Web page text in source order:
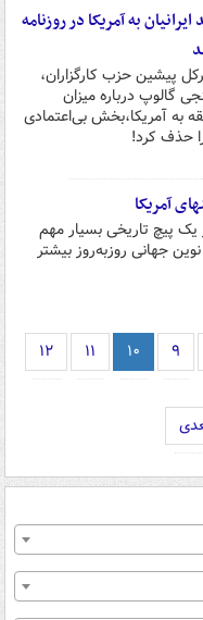
۸۱ درصد ایرانیان به آمریکا در روزنامه
پیشین حزب کارگزاران،
گالوپ درباره میزان
به آمریکا،بخش‌ بی‌اعتمادی
حذف کرد!
آمریکا
یک پیچ تاریخی بسیار مهم
جهانی روزبه‌روز بیشتر
۹ ۱۰ ۱۱ ۱۲